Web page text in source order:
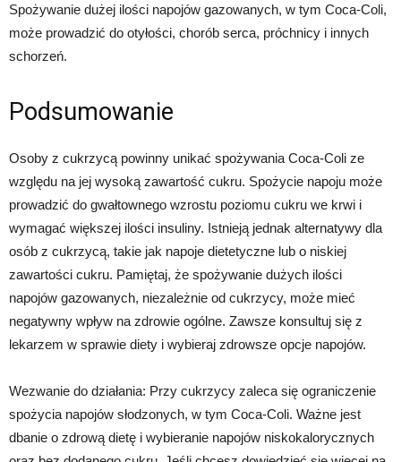
Spożywanie dużej ilości napojów gazowanych, w tym Coca-Coli,
może prowadzić do otyłości, chorób serca, próchnicy i innych
schorzeń.
Podsumowanie
Osoby z cukrzycą powinny unikać spożywania Coca-Coli ze
względu na jej wysoką zawartość cukru. Spożycie napoju może
prowadzić do gwałtownego wzrostu poziomu cukru we krwi i
wymagać większej ilości insuliny. Istnieją jednak alternatywy dla
osób z cukrzycą, takie jak napoje dietetyczne lub o niskiej
zawartości cukru. Pamiętaj, że spożywanie dużych ilości
napojów gazowanych, niezależnie od cukrzycy, może mieć
negatywny wpływ na zdrowie ogólne. Zawsze konsultuj się z
lekarzem w sprawie diety i wybieraj zdrowsze opcje napojów.
Wezwanie do działania: Przy cukrzycy zaleca się ograniczenie
spożycia napojów słodzonych, w tym Coca-Coli. Ważne jest
dbanie o zdrową dietę i wybieranie napojów niskokalorycznych